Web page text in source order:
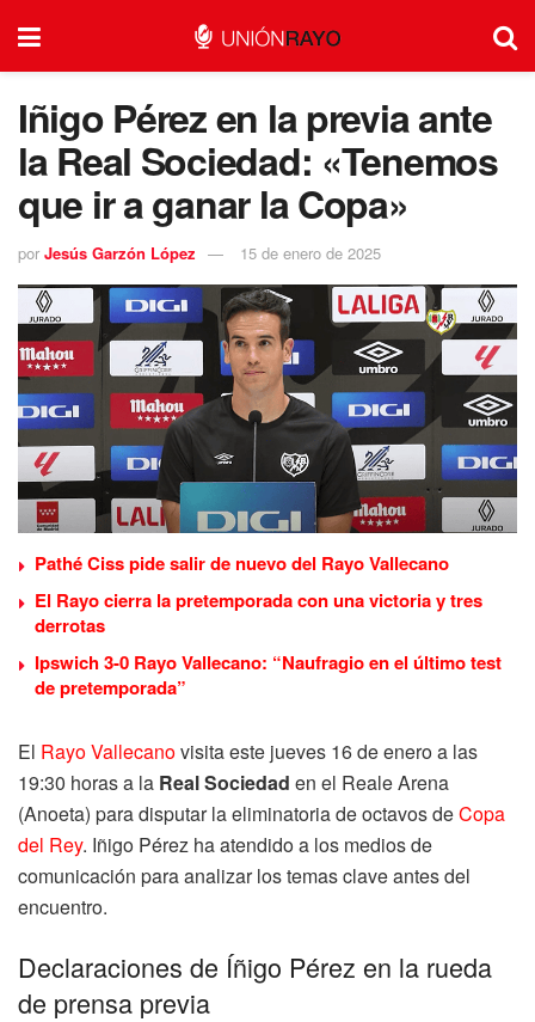
Iñigo Pérez en la previa ante
la Real Sociedad: «Tenemos
que ir a ganar la Copa»
por Jesús Garzón López 15 de enero de 2025
Pathé Ciss pide salir de nuevo del Rayo Vallecano
El Rayo cierra la pretemporada con una victoria y tres
derrotas
Ipswich 3-0 Rayo Vallecano: “Naufragio en el último test
de pretemporada”
El Rayo Vallecanovisita este jueves 16 de enero a las
19:30 horas a la Real Sociedad en el Reale Arena
(Anoeta) para disputar la eliminatoria de octavos deCopa
del Rey. Iñigo Pérez ha atendido a los medios de
comunicación para analizar los temas clave antes del
encuentro.
Declaraciones de Íñigo Pérez en la rueda
de prensa previa